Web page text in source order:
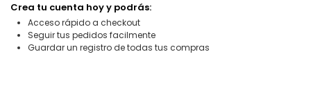
Crea tu cuenta hoy y podrás:
Acceso rápido a checkout
Seguir tus pedidos facilmente
Guardar un registro de todas tus compras